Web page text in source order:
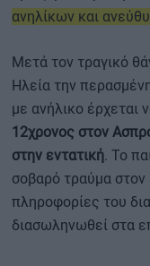
ανηλίκων και
Μετά τον τραγικό
Ηλεία την
με ανήλικο έρχεται
12χρονος στον
στην εντατική. Το
σοβαρό τραύμα
πληροφορίες του
διασωληνωθεί στα